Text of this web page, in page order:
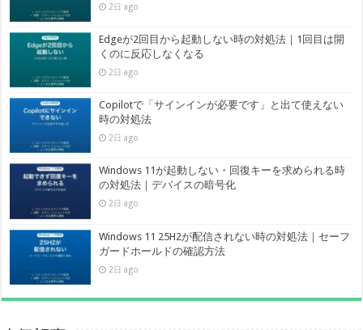
2日 ago
Edgeが2回目から起動しない時の対処法｜1回目は開
くのに反応しなくなる
2日 ago
Copilotで「サインインが必要です」と出て使えない
時の対処法
2日 ago
Windows 11が起動しない・回復キーを求められる時
の対処法｜デバイスの暗号化
2日 ago
Windows 11 25H2が配信されない時の対処法｜セーフ
ガードホールドの確認方法
2日 ago